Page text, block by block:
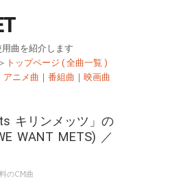
曲を紹介します
トップページ ( 全曲一覧 )
アニメ曲 ｜ 番組曲 ｜ 映画曲
キリンメッツ」の
WANT METS) ／
のCM曲